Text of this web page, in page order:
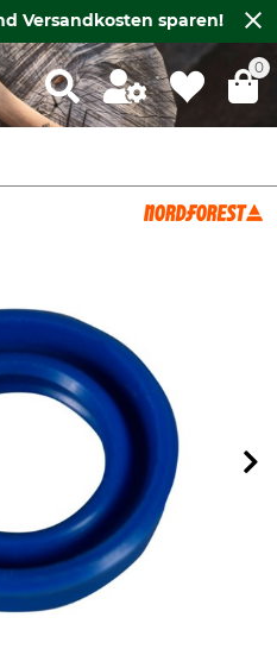
Versandkosten sparen!
0